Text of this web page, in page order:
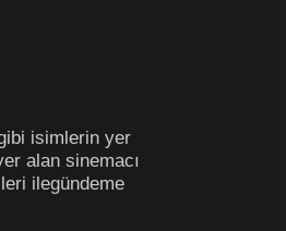
isimlerin yer
alan sinemacı
ilegündeme